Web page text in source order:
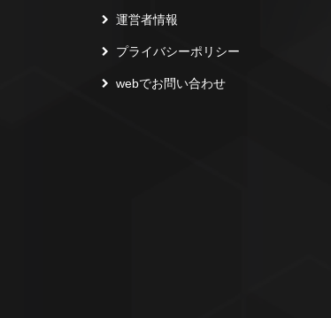
運営者情報
プライバシーポリシー
webでお問い合わせ